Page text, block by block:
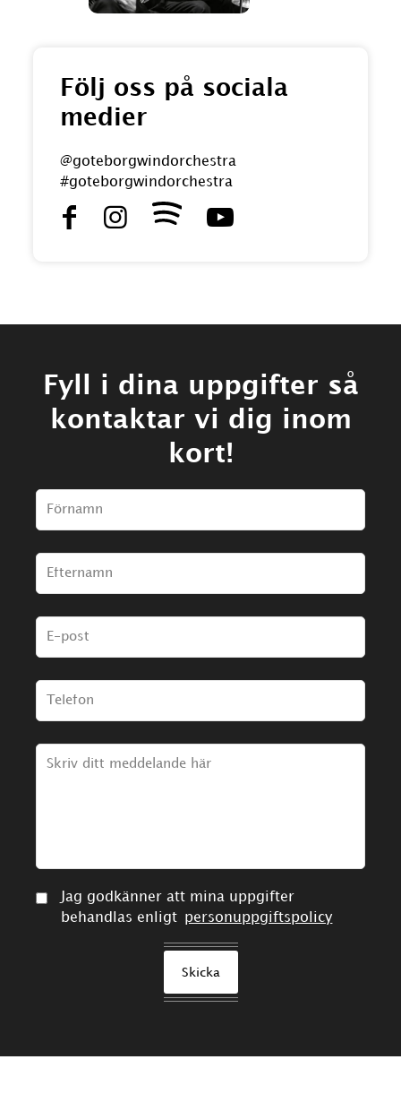
Följ oss på sociala
medier
@goteborgwindorchestra
#goteborgwindorchestra
Fyll i dina uppgifter så
kontaktar vi dig inom
kort!
Jag godkänner att mina uppgifter
behandlas enligt personuppgiftspolicy